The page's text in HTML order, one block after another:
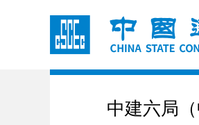
中建六局